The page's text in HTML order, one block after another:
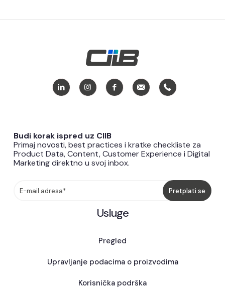
Budi korak ispred uz CIIB
Primaj novosti, best practices i kratke checkliste za
Product Data, Content, Customer Experience i Digital
Marketing direktno u svoj inbox.
Usluge
Pregled
Upravljanje podacima o proizvodima
Korisnička podrška